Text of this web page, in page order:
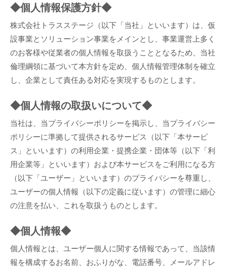
◆個人情報保護方針◆
株式会社トラスステージ（以下「当社」といいます）は、仮
設事業とソリューション事業をメインとし、事業運営上多く
のお客様や従業者の個人情報を取扱うこととなるため、当社
倫理綱領に基づいて本方針を定め、個人情報管理体制を確立
し、企業として責任ある対応を実現するものとします。
◆個人情報の取扱いについて◆
当社は、当プライバシーポリシーを掲示し、当プライバシー
ポリシーに準拠して提供されるサービス（以下「本サービ
ス」といいます）の利用企業・提携企業・団体等（以下「利
用企業等」といいます）および本サービスをご利用になる方
（以下「ユーザー」といいます）のプライバシーを尊重し、
ユーザーの個人情報（以下の定義に従います）の管理に細心
の注意を払い、これを取扱うものとします。
◆個人情報◆
個人情報とは、ユーザー個人に関する情報であって、当該情
報を構成するお名前、おふりがな、電話番号、メールアドレ